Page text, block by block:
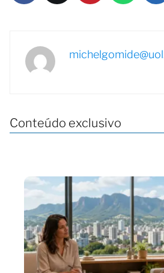
Conteúdo exclusivo